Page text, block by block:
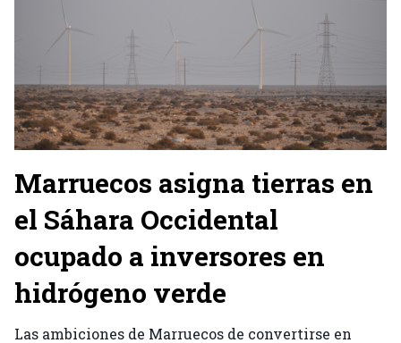
Marruecos asigna tierras en
el Sáhara Occidental
ocupado a inversores en
hidrógeno verde
Las ambiciones de Marruecos de convertirse en